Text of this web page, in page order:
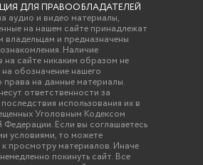
ДЛЯ ПРАВООБЛАДАТЕЛЕЙ
аудио и видео материалы,
на нашем сайте принадлежат
владельцам и предназначены
Наличие
на сайте никаким образом не
на обозначение нашего
права на данные материалы.
ответственности за
использования их в
Уголовным Кодексом
Федерации. Если вы соглашаетесь
условиями, то можете
к просмотру материалов. Иначе
покинуть сайт. Все